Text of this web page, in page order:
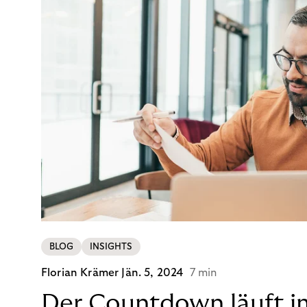
BLOG INSIGHTS
Florian Krämer Jän. 5, 2024 7 min